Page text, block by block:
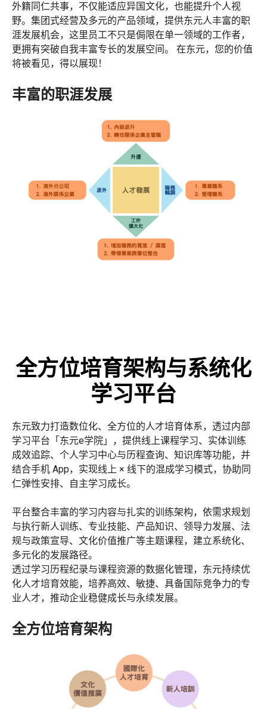
外籍同仁共事，不仅能适应异国文化，也能提升个人视
野。集团式经营及多元的产品领域，提供东元人丰富的职
涯发展机会，这里员工不只是侷限在单一领域的工作者，
更拥有突破自我丰富专长的发展空间。 在东元，您的价值
将被看见，得以展现！
丰富的职涯发展
全方位培育架构与系统化
学习平台
东元致力打造数位化、全方位的人才培育体系，透过内部
学习平台「东元e学院」，提供线上课程学习、实体训练
成效追踪、个人学习中心与历程查询、知识库等功能，并
结合手机 App，实现线上 × 线下的混成学习模式，协助同
仁弹性安排、自主学习成长。
平台整合丰富的学习内容与扎实的训练架构，依需求规划
与执行新人训练、专业技能、产品知识、领导力发展、法
规与政策宣导、文化价值推广等主题课程，建立系统化、
多元化的发展路径。
透过学习历程纪录与课程资源的数据化管理，东元持续优
化人才培育效能，培养高效、敏捷、具备国际竞争力的专
业人才，推动企业稳健成长与永续发展。
全方位培育架构